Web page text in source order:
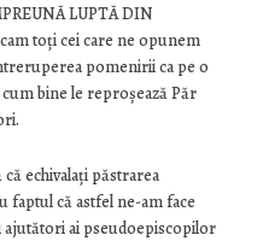
LUPTĂ DIN
toți cei care ne opunem
pomenirii ca pe o
bine le reproșează Păr
echivalați păstrarea
faptul că astfel ne-am face
ai pseudoepiscopilor